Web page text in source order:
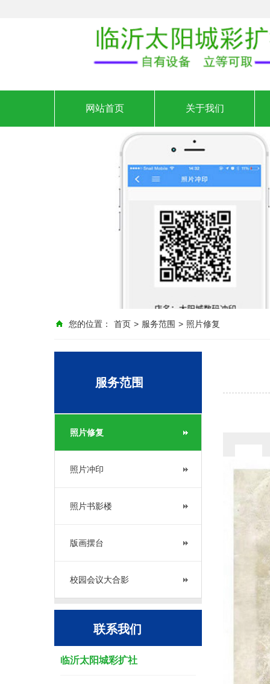
网站首页 关于我们
您的位置： 首页 > 服务范围 > 照片修复
服务范围
照片修复
照片冲印
照片书影楼
版画摆台
校园会议大合影
联系我们
临沂太阳城彩扩社